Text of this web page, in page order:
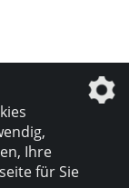
Ihre
für Sie